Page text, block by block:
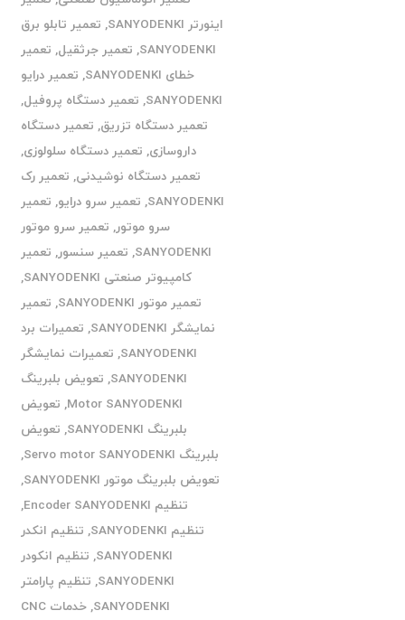
اینورتر SANYODENKI
, تعمیر تابلو برق
SANYODENKI
, تعمیر جرثقیل, تعمیر
خطای SANYODENKI
, تعمیر درایو
SANYODENKI
, تعمیر دستگاه پروفیل,
تعمیر دستگاه تزریق, تعمیر دستگاه
داروسازی, تعمیر دستگاه سلولوزی,
تعمیر دستگاه نوشیدنی, تعمیر رک
SANYODENKI
, تعمیر سرو درایو, تعمیر
سرو موتور, تعمیر سرو موتور
SANYODENKI
, تعمیر سنسور, تعمیر
کامپیوتر صنعتی SANYODENKI
,
تعمیر موتور SANYODENKI
, تعمیر
نمایشگر SANYODENKI
, تعمیرات برد
SANYODENKI
, تعمیرات نمایشگر
SANYODENKI
, تعویض بلبرینگ
Motor SANYODENKI
, تعویض
بلبرینگ SANYODENKI
, تعویض
بلبرینگ Servo motor SANYODENKI
,
تعویض بلبرینگ موتور SANYODENKI
,
تنظیم Encoder SANYODENKI
,
تنظیم SANYODENKI
, تنظیم انکدر
SANYODENKI
, تنظیم انکودر
SANYODENKI
, تنظیم پارامتر
SANYODENKI
, خدمات CNC